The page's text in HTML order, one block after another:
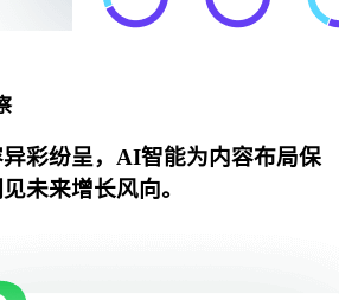
彩纷呈，AI智能为内容布局保
未来增长风向。